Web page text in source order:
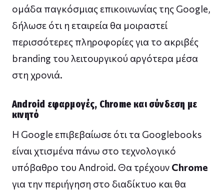
ομάδα παγκόσμιας επικοινωνίας της Google,
δήλωσε ότι η εταιρεία θα μοιραστεί
περισσότερες πληροφορίες για το ακριβές
branding του λειτουργικού αργότερα μέσα
στη χρονιά.
Android εφαρμογές, Chrome και σύνδεση με
κινητό
Η Google επιβεβαίωσε ότι τα Googlebooks
είναι χτισμένα πάνω στο τεχνολογικό
υπόβαθρο του Android. Θα τρέχουν Chrome
για την περιήγηση στο διαδίκτυο και θα